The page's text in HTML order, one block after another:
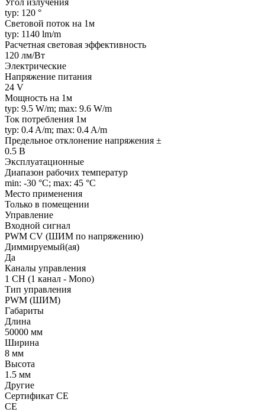
typ: 120 °
Световой поток на 1м
typ: 1140 lm/m
Расчетная световая эффективность
120 лм/Вт
Электрические
Напряжение питания
24 V
Мощность на 1м
typ: 9.5 W/m; max: 9.6 W/m
Ток потребления 1м
typ: 0.4 A/m; max: 0.4 A/m
Предельное отклонение напряжения ±
0.5 В
Эксплуатационные
Диапазон рабочих температур
min: -30 °C; max: 45 °C
Место применения
Только в помещении
Управление
Входной сигнал
PWM СV (ШИМ по напряжению)
Диммируемый(ая)
Да
Каналы управления
1 CH (1 канал - Mono)
Тип управления
PWM (ШИМ)
Габариты
Длина
50000 мм
Ширина
8 мм
Высота
1.5 мм
Другие
Сертификат CE
CE